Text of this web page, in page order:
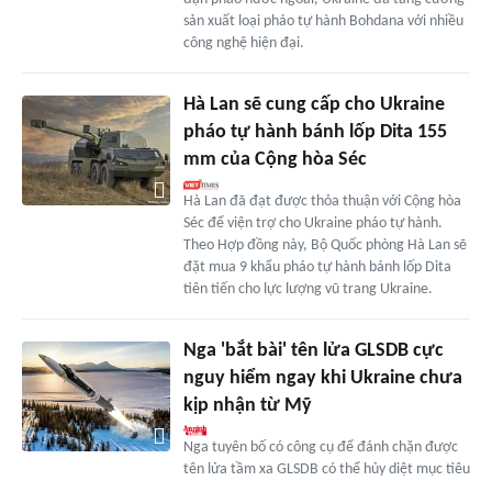
sản xuất loại pháo tự hành Bohdana với nhiều
công nghệ hiện đại.
Hà Lan sẽ cung cấp cho Ukraine
pháo tự hành bánh lốp Dita 155
mm của Cộng hòa Séc
Hà Lan đã đạt được thỏa thuận với Cộng hòa
Séc để viện trợ cho Ukraine pháo tự hành.
Theo Hợp đồng này, Bộ Quốc phòng Hà Lan sẽ
đặt mua 9 khẩu pháo tự hành bánh lốp Dita
tiên tiến cho lực lượng vũ trang Ukraine.
Nga 'bắt bài' tên lửa GLSDB cực
nguy hiểm ngay khi Ukraine chưa
kịp nhận từ Mỹ
Nga tuyên bố có công cụ để đánh chặn được
tên lửa tầm xa GLSDB có thể hủy diệt mục tiêu